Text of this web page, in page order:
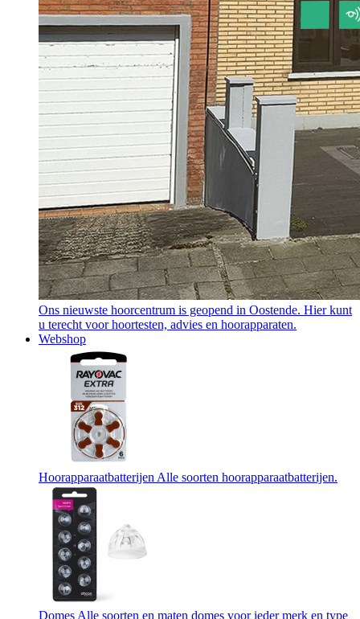
Ons nieuwste hoorcentrum is geopend in Oostende. Hier kunt
u terecht voor hoortesten, advies en hoorapparaten.
Webshop
Hoorapparaatbatterijen Alle soorten hoorapparaatbatterijen.
Domes Alle soorten en maten domes voor ieder merk en type